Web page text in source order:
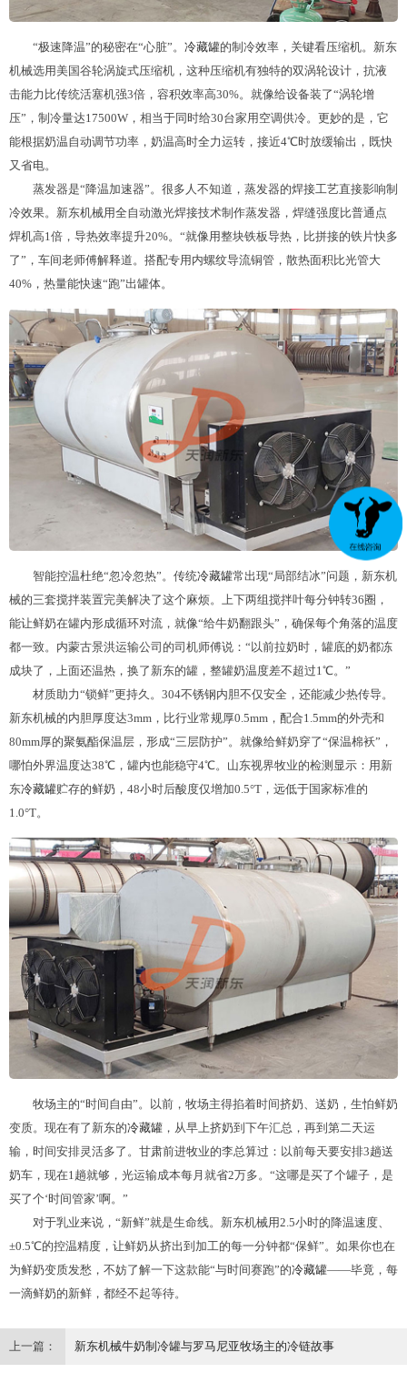
“极速降温”的秘密在“心脏”。 冷藏罐的制冷效率，关键看压缩机。新东
机械选用美国谷轮涡旋式压缩机，这种压缩机有独特的双涡轮设计，抗液
击能力比传统活塞机强3倍，容积效率高30%。就像给设备装了“涡轮增
压”，制冷量达17500W，相当于同时给30台家用空调供冷。更妙的是，它
能根据奶温自动调节功率，奶温高时全力运转，接近4℃时放缓输出，既快
又省电。
蒸发器是“降温加速器”。很多人不知道，蒸发器的焊接工艺直接影响制
冷效果。新东机械用全自动激光焊接技术制作蒸发器，焊缝强度比普通点
焊机高1倍，导热效率提升20%。“就像用整块铁板导热，比拼接的铁片快多
了”，车间老师傅解释道。搭配专用内螺纹导流铜管，散热面积比光管大
40%，热量能快速“跑”出罐体。
智能控温杜绝“忽冷忽热”。传统冷藏罐常出现“局部结冰”问题，新东机
械的三套搅拌装置完美解决了这个麻烦。上下两组搅拌叶每分钟转36圈，
能让鲜奶在罐内形成循环对流，就像“给牛奶翻跟头”，确保每个角落的温度
都一致。内蒙古景洪运输公司的司机师傅说：“以前拉奶时，罐底的奶都冻
成块了，上面还温热，换了新东的罐，整罐奶温度差不超过1℃。”
材质助力“锁鲜”更持久。304不锈钢内胆不仅安全，还能减少热传导。
新东机械的内胆厚度达3mm，比行业常规厚0.5mm，配合1.5mm的外壳和
80mm厚的聚氨酯保温层，形成“三层防护”。就像给鲜奶穿了“保温棉袄”，
哪怕外界温度达38℃，罐内也能稳守4℃。山东视界牧业的检测显示：用新
东冷藏罐贮存的鲜奶，48小时后酸度仅增加0.5°T，远低于国家标准的
1.0°T。
牧场主的“时间自由”。以前，牧场主得掐着时间挤奶、送奶，生怕鲜奶
变质。现在有了新东的冷藏罐 ，从早上挤奶到下午汇总，再到第二天运
输，时间安排灵活多了。甘肃前进牧业的李总算过：以前每天要安排3趟送
奶车，现在1趟就够，光运输成本每月就省2万多。“这哪是买了个罐子，是
买了个‘时间管家’啊。”
对于乳业来说，“新鲜”就是生命线。新东机械用2.5小时的降温速度、
±0.5℃的控温精度，让鲜奶从挤出到加工的每一分钟都“保鲜”。如果你也在
为鲜奶变质发愁，不妨了解一下这款能“与时间赛跑”的冷藏罐——毕竟，每
一滴鲜奶的新鲜，都经不起等待。
上一篇： 新东机械牛奶制冷罐与罗马尼亚牧场主的冷链故事